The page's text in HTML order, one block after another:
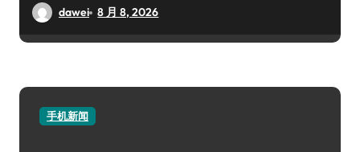
dawei 8 月 8, 2026
手机新闻